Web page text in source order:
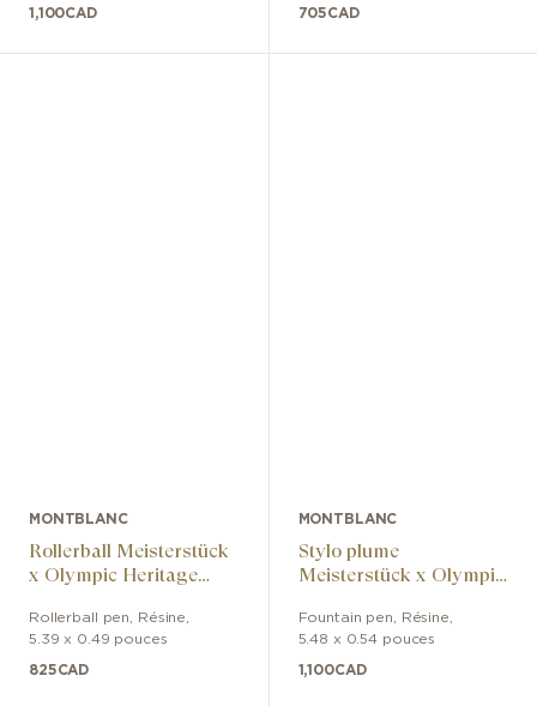
1,100CAD 705CAD
MONTBLANC
Rollerball Meisterstück
x Olympic Heritage
Classique
Rollerball pen Résine
5.39 x 0.49 pouces
825CAD
MONTBLANC
Stylo plume
Meisterstück x Olympic
1924 Classique
Fountain pen Résine
5.48 x 0.54 pouces
1,100CAD